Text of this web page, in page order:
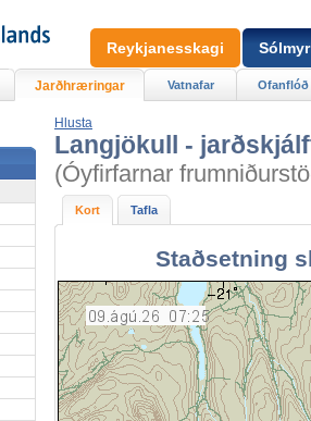
Hlusta
Langjökull -
(Óyfirfarnar
Kort Tafla
Staðsetning
Jarðhræringar Vatnafar Ofanflóð
Reykjanesskagi